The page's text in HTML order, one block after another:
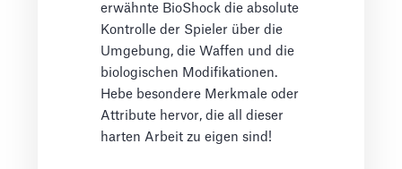
erwähnte BioShock die absolute
Kontrolle der Spieler über die
Umgebung, die Waffen und die
biologischen Modifikationen.
Hebe besondere Merkmale oder
Attribute hervor, die all dieser
harten Arbeit zu eigen sind!